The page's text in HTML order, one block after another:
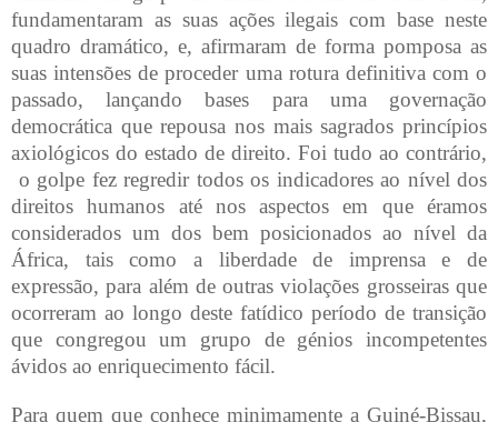
fundamentaram as suas ações ilegais com base neste
quadro dramático, e, afirmaram de forma pomposa as
suas intensões de proceder uma rotura definitiva com o
passado, lançando bases para uma governação
democrática que repousa nos mais sagrados princípios
axiológicos do estado de direito. Foi tudo ao contrário,
o golpe fez regredir todos os indicadores ao nível dos
direitos humanos até nos aspectos em que éramos
considerados um dos bem posicionados ao nível da
África, tais como a liberdade de imprensa e de
expressão, para além de outras violações grosseiras que
ocorreram ao longo deste fatídico período de transição
que congregou um grupo de génios incompetentes
ávidos ao enriquecimento fácil.
Para quem que conhece minimamente a Guiné-Bissau,